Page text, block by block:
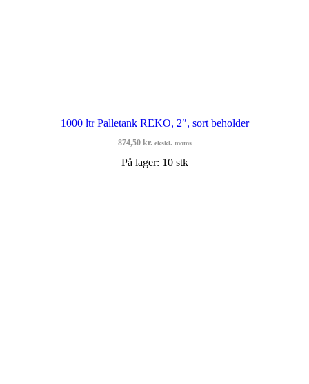
1000 ltr Palletank REKO, 2″, sort beholder
874,50 kr. ekskl. moms
På lager: 10 stk